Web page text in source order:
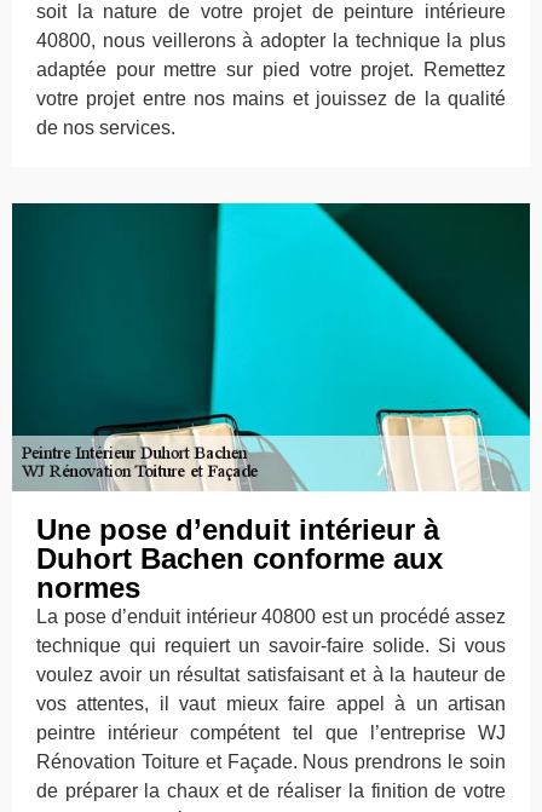
soit la nature de votre projet de peinture intérieure
40800, nous veillerons à adopter la technique la plus
adaptée pour mettre sur pied votre projet. Remettez
votre projet entre nos mains et jouissez de la qualité
de nos services.
Une pose d’enduit intérieur à
Duhort Bachen conforme aux
normes
La pose d’enduit intérieur 40800 est un procédé assez
technique qui requiert un savoir-faire solide. Si vous
voulez avoir un résultat satisfaisant et à la hauteur de
vos attentes, il vaut mieux faire appel à un artisan
peintre intérieur compétent tel que l’entreprise WJ
Rénovation Toiture et Façade. Nous prendrons le soin
de préparer la chaux et de réaliser la finition de votre